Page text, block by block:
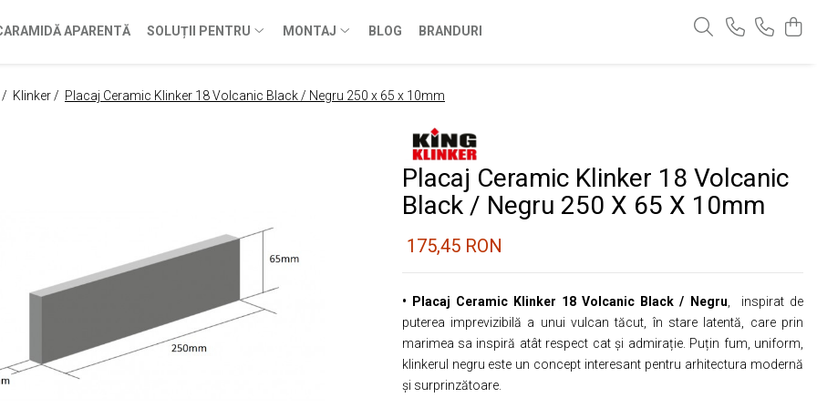
APARENTĂ SOLUȚII PENTRU MONTAJ BLOG BRANDURI
/ Klinker / Placaj Ceramic Klinker 18 Volcanic Black / Negru 250 x 65 x 10mm
Placaj Ceramic Klinker 18 Volcanic
Black / Negru 250 X 65 X 10mm
175,45 RON
• Placaj Ceramic Klinker 18 Volcanic Black / Negru , inspirat de
puterea imprevizibilă a unui vulcan tăcut, în stare latentă, care prin
marimea sa inspiră atât respect cat și admirație. Puțin fum, uniform,
klinkerul negru este un concept interesant pentru arhitectura modernă
și surprinzătoare.